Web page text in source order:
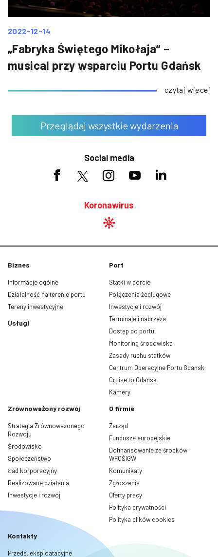
2022-12-14
„Fabryka Świętego Mikołaja” –
musical przy wsparciu Portu Gdańsk
czytaj więcej
Przeglądaj wszystkie wydarzenia
Social media
Koronawirus
Biznes
Informacje ogólne
Działalność na terenie portu
Tereny inwestycyjne
Usługi
Port
Statki w porcie
Połączenia żeglugowe
Inwestycje i rozwój
Terminale i nabrzeża
Dostęp do portu
Monitoring środowiska
Zasady ruchu statków
Centrum Operacyjne Portu Gdańsk
Cruise to Gdańsk
Kamery
Zrównoważony rozwój
Strategia Zrównoważonego
Rozwoju
Środowisko
Społeczeństwo
Ład korporacyjny
Realizowane działania
Inwestycje i rozwój
O firmie
Zarząd
Fundusze europejskie
Dofinansowanie ze środków
WFOŚiGW
Komunikaty
Zgłoszenia
Oferty pracy
Polityka prywatności
Polityka plików cookies
Kontakty
Przeds. eksploatacyjne